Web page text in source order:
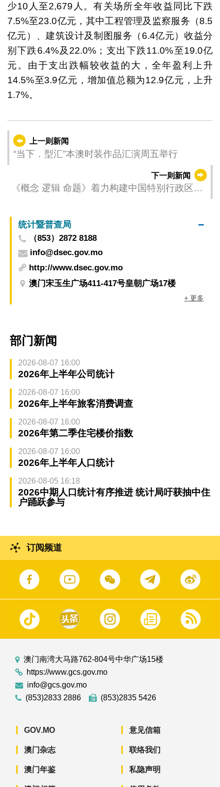
少10人至2,679人。有关场所全年收益同比下跌
7.5%至23.0亿元，其中工程管理及监察服务（8.5
亿元）、建筑设计及制图服务（6.4亿元）收益分
别下跌6.4%及22.0%；支出下跌11.0%至19.0亿
元。由于支出跌幅较收益的大，全年盈利上升
14.5%至3.9亿元，增加值总额为12.9亿元，上升
1.7%。
上一则新闻
“当下．型汇”本澳时装作品汇演周五举行
下一则新闻
《概念 逻辑 命题》着力构建中国特别行政区的
统计暨普查局
（853）2872 8188
info@dsec.gov.mo
http://www.dsec.gov.mo
澳门宋玉生广场411-417号皇朝广场17楼
+ 更多
部门新闻
2026-08-07 16:00
2026年上半年公司统计
2026-08-07 16:00
2026年上半年旅客消费调查
2026-08-07 16:00
2026年第二季住宅楼价指数
2026-08-07 16:00
2026年上半年人口统计
2026-08-05 16:18
2026中期人口统计有序推进 统计局吁获抽中住
户踊跃参与
订阅频道
澳门南湾大马路762-804号中华广场15楼
https://www.gcs.gov.mo
info@gcs.gov.mo
(853)2833 2886
(853)2835 5426
GOV.MO
澳门杂志
澳门年鉴
意见信箱
联络我们
私隐声明